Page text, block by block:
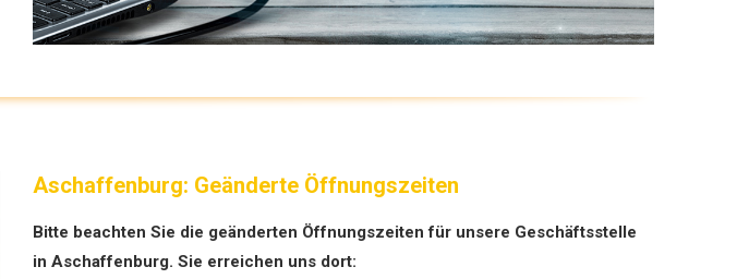
Aschaffenburg: Geänderte Öffnungszeiten
Bitte beachten Sie die ­geänderten ­Öffnungszeiten für unsere Geschäftsstelle
in Aschaffenburg. ­Sie erreichen uns dort: